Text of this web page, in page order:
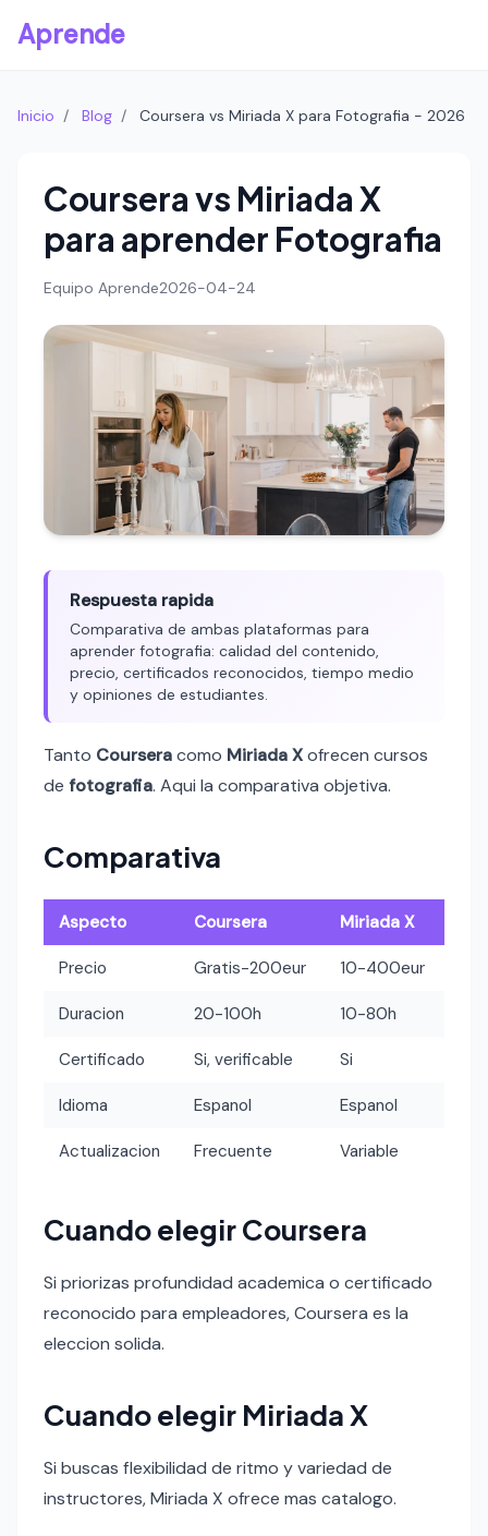
Aprende
Inicio / Blog / Coursera vs Miriada X para Fotografia - 2026
Coursera vs Miriada X
para aprender Fotografia
Equipo Aprende2026-04-24
Respuesta rapida
Comparativa de ambas plataformas para
aprender fotografia: calidad del contenido,
precio, certificados reconocidos, tiempo medio
y opiniones de estudiantes.
Tanto Courseracomo Miriada Xofrecen cursos
de fotografia. Aqui la comparativa objetiva.
Comparativa
Aspecto Coursera Miriada X
Precio Gratis-200eur 10-400eur
Duracion 20-100h 10-80h
Certificado Si, verificable Si
Idioma Espanol Espanol
Actualizacion Frecuente Variable
Cuando elegir Coursera
Si priorizas profundidad academica o certificado
reconocido para empleadores, Coursera es la
eleccion solida.
Cuando elegir Miriada X
Si buscas flexibilidad de ritmo y variedad de
instructores, Miriada X ofrece mas catalogo.